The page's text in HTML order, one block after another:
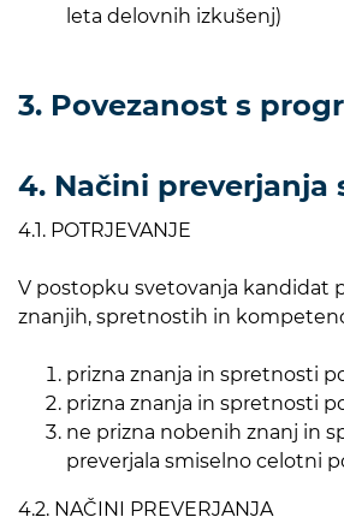
leta delovnih izkušenj)
3. Povezanost s
4. Načini
4.1. POTRJEVANJE
V postopku svetovanja kandidat
znanjih, spretnostih in
prizna znanja in spretnosti
prizna znanja in spretnosti
ne prizna nobenih znanj in
preverjala smiselno celotni
4.2. NAČINI PREVERJANJA